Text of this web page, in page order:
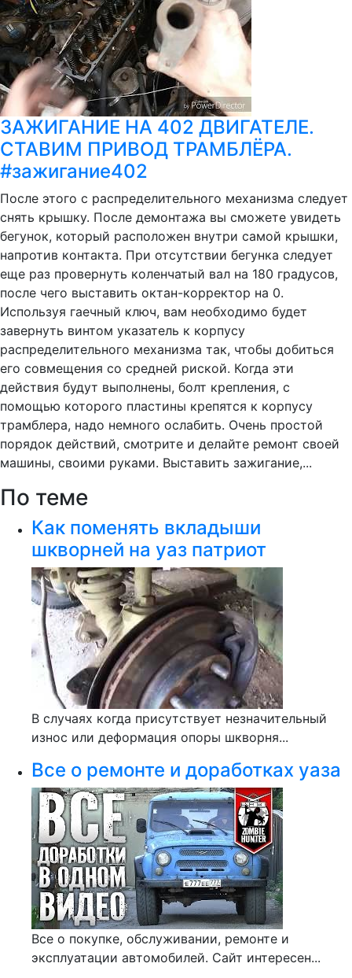
ЗАЖИГАНИЕ НА 402 ДВИГАТЕЛЕ.
СТАВИМ ПРИВОД ТРАМБЛЁРА.
#зажигание402
После этого с распределительного механизма следует
снять крышку. После демонтажа вы сможете увидеть
бегунок, который расположен внутри самой крышки,
напротив контакта. При отсутствии бегунка следует
еще раз провернуть коленчатый вал на 180 градусов,
после чего выставить октан-корректор на 0.
Используя гаечный ключ, вам необходимо будет
завернуть винтом указатель к корпусу
распределительного механизма так, чтобы добиться
его совмещения со средней риской. Когда эти
действия будут выполнены, болт крепления, с
помощью которого пластины крепятся к корпусу
трамблера, надо немного ослабить. Очень простой
порядок действий, смотрите и делайте ремонт своей
машины, своими руками. Выставить зажигание,...
По теме
Как поменять вкладыши
шкворней на уаз патриот
В случаях когда присутствует незначительный
износ или деформация опоры шкворня...
Все о ремонте и доработках уаза
Все о покупке, обслуживании, ремонте и
эксплуатации автомобилей. Сайт интересен...